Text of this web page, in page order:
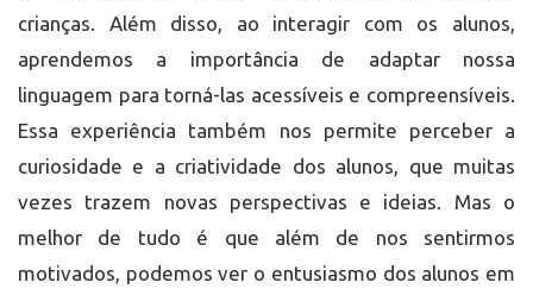
crianças. Além disso, ao interagir com os alunos,
aprendemos a importância de adaptar nossa
linguagem para torná-las acessíveis e compreensíveis.
Essa experiência também nos permite perceber a
curiosidade e a criatividade dos alunos, que muitas
vezes trazem novas perspectivas e ideias. Mas o
melhor de tudo é que além de nos sentirmos
motivados, podemos ver o entusiasmo dos alunos em